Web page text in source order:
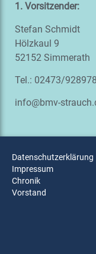
1. Vorsitzender:
Stefan Schmidt
Hölzkaul 9
52152 Simmerath
Tel.: 02473/928978
info@bmv-
Datenschutzerklärung
Impressum
Chronik
Vorstand